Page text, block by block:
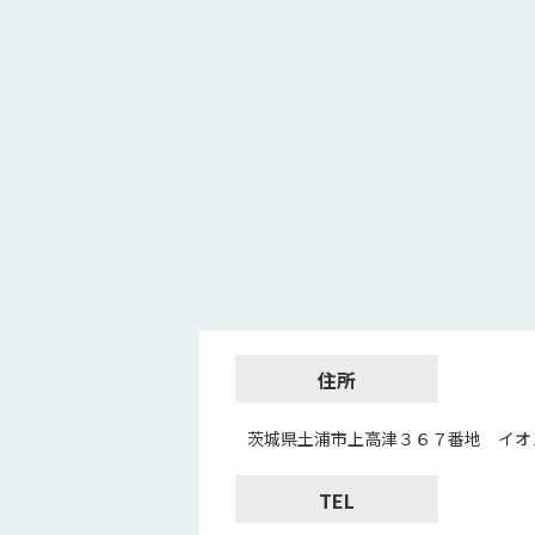
住所
茨城県土浦市上高津３６７番地 イオ
TEL